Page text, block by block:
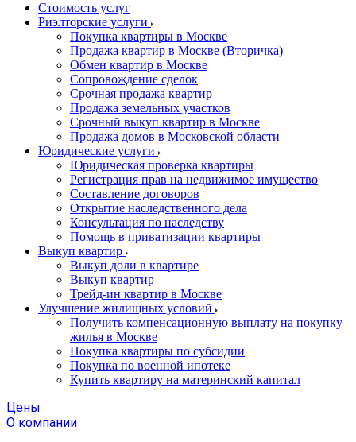
Стоимость услуг
Риэлторские услуги
Покупка квартиры в Москве
Продажа квартир в Москве (Вторичка)
Обмен квартир в Москве
Сопровождение сделок
Срочная продажа квартир
Продажа земельных участков
Срочный выкуп квартир в Москве
Продажа домов в Московской области
Юридические услуги
Юридическая проверка квартиры
Регистрация прав на недвижимое имущество
Составление договоров
Открытие наследственного дела
Консультация по наследству
Помощь в приватизации квартиры
Выкуп квартир
Выкуп доли в квартире
Выкуп квартир
Трейд-ин квартир в Москве
Улучшение жилищных условий
Получить компенсационную выплату на покупку
жилья в Москве
Покупка квартиры по субсидии
Покупка по военной ипотеке
Купить квартиру на материнский капитал
Цены
О компании